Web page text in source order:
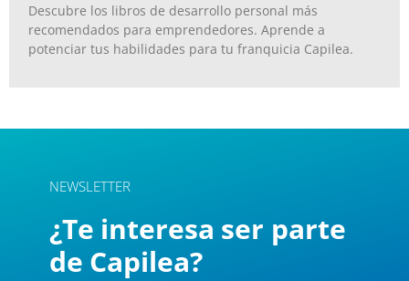
Descubre los libros de desarrollo personal más
recomendados para emprendedores. Aprende a
potenciar tus habilidades para tu franquicia Capilea.
NEWSLETTER
¿Te interesa ser parte
de Capilea?